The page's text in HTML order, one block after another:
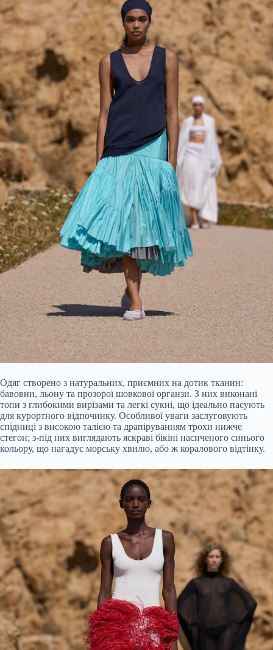
Одяг створено з натуральних, приємних на дотик тканин:
бавовни, льону та прозорої шовкової органзи. З них виконані
топи з глибокими вирізами та легкі сукні, що ідеально пасують
для курортного відпочинку. Особливої уваги заслуговують
спідниці з високою талією та драпіруванням трохи нижче
стегон; з-під них виглядають яскраві бікіні насиченого синього
кольору, що нагадує морську хвилю, або ж коралового відтінку.